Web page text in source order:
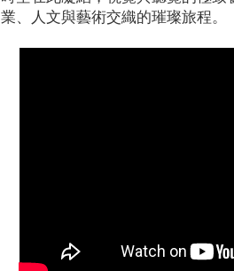
業、人文與藝術交織的璀璨旅程。